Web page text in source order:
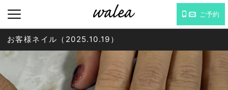
ご予約
お客様ネイル（2025.10.19）